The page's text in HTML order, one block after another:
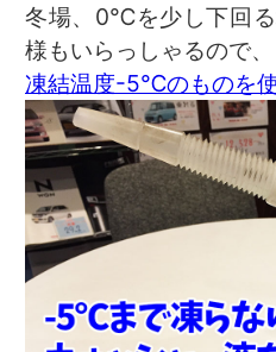
冬場、0℃を少し下回
様もいらっしゃるので、
凍結温度-5℃のものを使